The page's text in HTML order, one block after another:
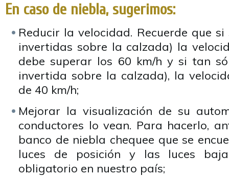
En caso de niebla, sugerimos:
Reducir la velocidad. Recuerde que
invertidas sobre la calzada) la
debe superar los 60 km/h y si tan
invertida sobre la calzada), la
de 40 km/h;
Mejorar la visualización de su
conductores lo vean. Para hacerlo,
banco de niebla chequee que se
luces de posición y las luces
obligatorio en nuestro país;